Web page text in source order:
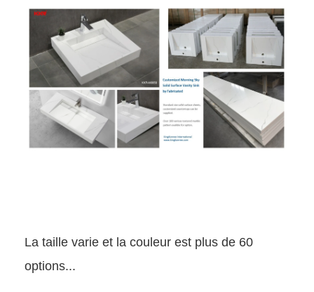
La taille varie et la couleur est plus de 60
options...